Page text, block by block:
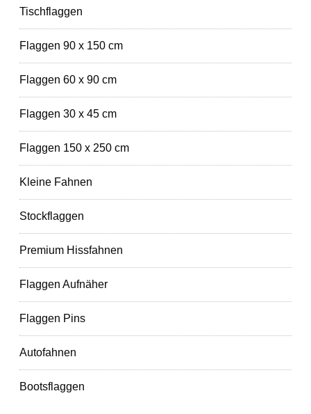
Tischflaggen
Flaggen 90 x 150 cm
Flaggen 60 x 90 cm
Flaggen 30 x 45 cm
Flaggen 150 x 250 cm
Kleine Fahnen
Stockflaggen
Premium Hissfahnen
Flaggen Aufnäher
Flaggen Pins
Autofahnen
Bootsflaggen